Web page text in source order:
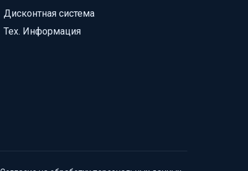
Дисконтная система
Тех. Информация